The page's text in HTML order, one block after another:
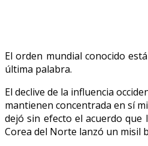
El orden mundial conocido
última palabra.
El declive de la influencia
mantienen concentrada en sí
dejó sin efecto el acuerdo
Corea del Norte lanzó un misil